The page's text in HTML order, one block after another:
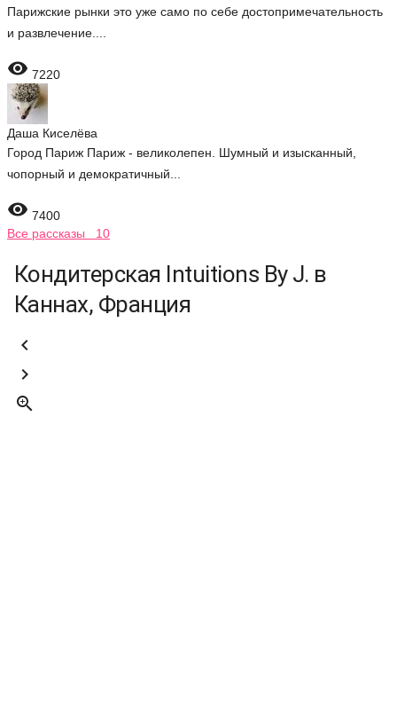
Парижские рынки это уже само по себе достопримечательность
и развлечение....
 7220
Даша Киселёва
Город Париж Париж - великолепен. Шумный и изысканный,
чопорный и демократичный...
 7400
Все рассказы 10
Кондитерская Intuitions By J. в
Каннах, Франция


